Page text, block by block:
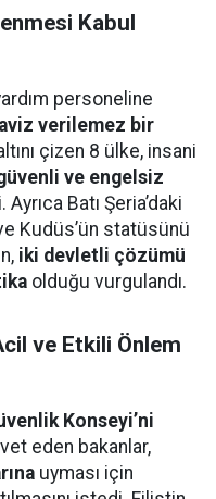
Kabul
personeline
verilemez bir
çizen 8 ülke, insani
ve engelsiz
Batı Şeria’daki
Kudüs’ün statüsünü
iki devletli çözümü
olduğu vurgulandı.
ve Etkili Önlem
Konseyi’ni
eden bakanlar,
uyması için